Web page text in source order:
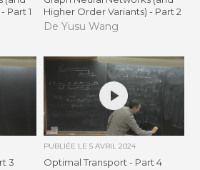
Part 1
Higher Order Variants) - Part 2
De Yusu Wang
3
PUBLIÉE LE 5 AVRIL 2024
Optimal Transport - Part 4